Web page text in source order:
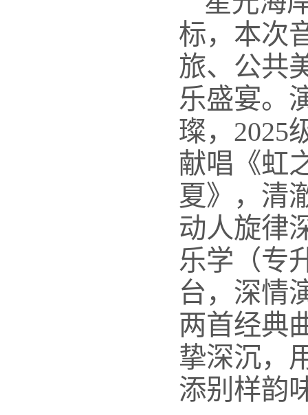
标，本次
旅、公共
乐盛宴。
璨，2025
献唱《虹
夏》，清
动人旋律
乐学（专
台，深情
两首经典
挚深沉，
添别样韵